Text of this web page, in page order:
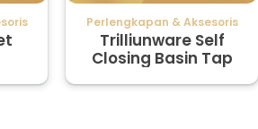
Perlengkapan & Aksesoris
Trilliunware Self
Closing Basin Tap